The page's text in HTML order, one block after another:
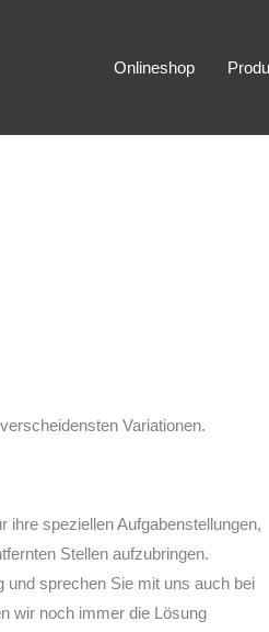
Onlineshop
Variationen.
ihre speziellen Aufgabenstellungen,
Stellen aufzubringen.
und sprechen Sie mit uns auch bei
wir noch immer die Lösung